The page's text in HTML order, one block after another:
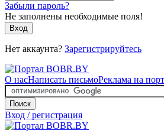
Забыли пароль?
Не заполнены необходимые поля!
Вход
Нет аккаунта? Зарегистрируйтесь
О насНаписать письмоРеклама на
Поиск
Вход / регистрация